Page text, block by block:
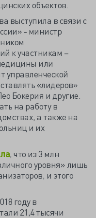
объектов.
выступила в связи с
- министр
к участникам –
или
управленческой
«лидеров»
Бокерия и другие.
на работу в
а также на
и их
, что из 3 млн
уровня» лишь
и этого
году в
21,4 тысячи